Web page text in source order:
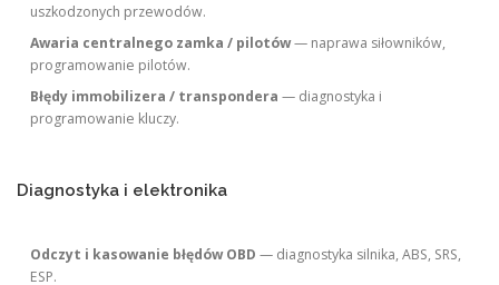
uszkodzonych przewodów.
Awaria centralnego zamka / pilotów— naprawa siłowników,
programowanie pilotów.
Błędy immobilizera / transpondera — diagnostyka i
programowanie kluczy.
Diagnostyka i elektronika
Odczyt i kasowanie błędów OBD — diagnostyka silnika, ABS, SRS,
ESP.